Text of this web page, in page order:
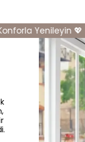
Yenileyin 💖